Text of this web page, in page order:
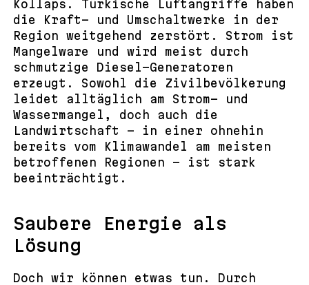
Kollaps. Türkische Luftangriffe haben
die Kraft- und Umschaltwerke in der
Region weitgehend zerstört. Strom ist
Mangelware und wird meist durch
schmutzige Diesel-Generatoren
erzeugt. Sowohl die Zivilbevölkerung
leidet alltäglich am Strom- und
Wassermangel, doch auch die
Landwirtschaft – in einer ohnehin
bereits vom Klimawandel am meisten
betroffenen Regionen – ist stark
beeinträchtigt.
Saubere Energie als
Lösung
Doch wir können etwas tun. Durch